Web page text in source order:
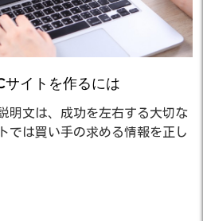
イトを作るには
明文は、成功を左右する大切な
では買い手の求める情報を正し